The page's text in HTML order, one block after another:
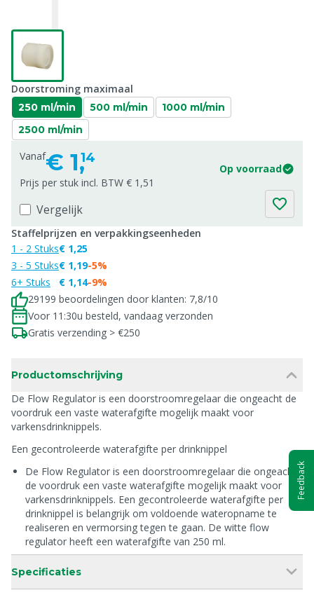
Doorstroming maximaal
250 ml/min 500 ml/min
1000 ml/min
2500 ml/min
Vanaf€ 1,14
Op voorraad
Prijs per stuk incl. BTW € 1,51
Vergelijk
Staffelprijzen en verpakkingseenheden
1 - 2 Stuks
3 - 5 Stuks
6+ Stuks
€ 1,25
€ 1,19
€ 1,14
-5%
-9%
29199 beoordelingen door klanten: 7,8/10
Voor 11:30u besteld, vandaag verzonden
Gratis verzending > €250
Productomschrijving
De Flow Regulator is een doorstroomregelaar die ongeacht de
voordruk een vaste waterafgifte mogelijk maakt voor
varkensdrinknippels.
Een gecontroleerde waterafgifte per drinknippel
De Flow Regulator is een doorstroomregelaar die ongeacht
de voordruk een vaste waterafgifte mogelijk maakt voor
varkensdrinknippels. Een gecontroleerde waterafgifte per
drinknippel is belangrijk om voldoende wateropname te
realiseren en vermorsing tegen te gaan. De witte flow
regulator heeft een waterafgifte van 250 ml.
Specificaties
Feedback